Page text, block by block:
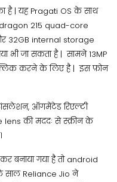
है | यह Pragati OS के साथ
215 quad-core
32GB internal storage
भी जा सकता है | सामने 13MP
करने के लिए है | इस फ़ोन
ऑगमेंटेड रिएल्टी
lens की मददः से स्क्रीन के
बनाया गया है तो android
Reliance Jio ने